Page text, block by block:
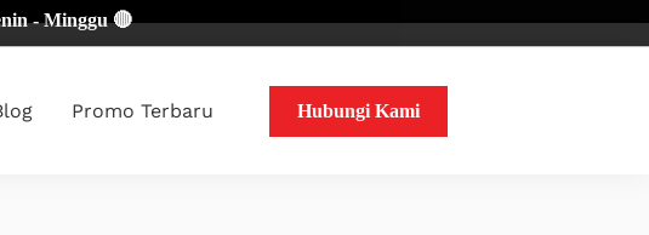
🔴
Promo Terbaru Hubungi Kami